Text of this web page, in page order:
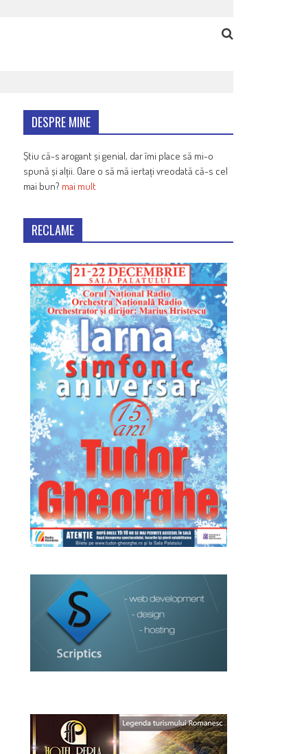
DESPRE MINE
Știu că-s arogant și genial, dar îmi place să mi-o
spună și alții. Oare o să mă iertați vreodată că-s cel
mai bun? mai mult
RECLAME